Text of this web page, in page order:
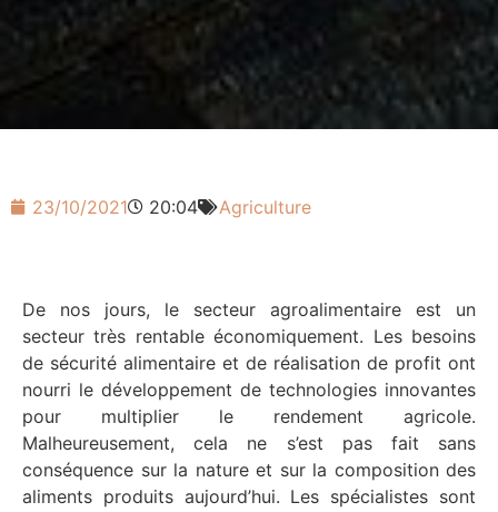
23/10/2021 20:04 Agriculture
De nos jours, le secteur agroalimentaire est un
secteur très rentable économiquement. Les besoins
de sécurité alimentaire et de réalisation de profit ont
nourri le développement de technologies innovantes
pour multiplier le rendement agricole.
Malheureusement, cela ne s’est pas fait sans
conséquence sur la nature et sur la composition des
aliments produits aujourd’hui. Les spécialistes sont